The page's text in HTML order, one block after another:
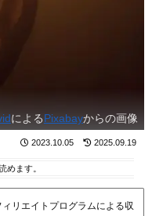
によるPixabayからの画像
2023.10.05 2025.09.19
めます。
リエイトプログラムによる収